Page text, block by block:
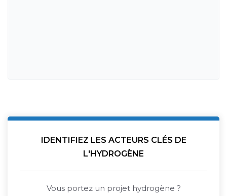
IDENTIFIEZ LES ACTEURS CLÉS DE
L'HYDROGÈNE
Vous portez un projet hydrogène ?